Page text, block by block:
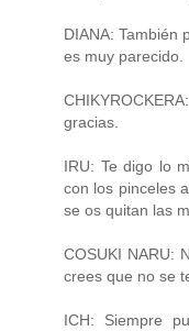
DIANA: También
es muy parecido.
gracias.
IRU: Te digo lo
con los pinceles
se os quitan las
COSUKI NARU:
crees que no se
ICH: Siempre